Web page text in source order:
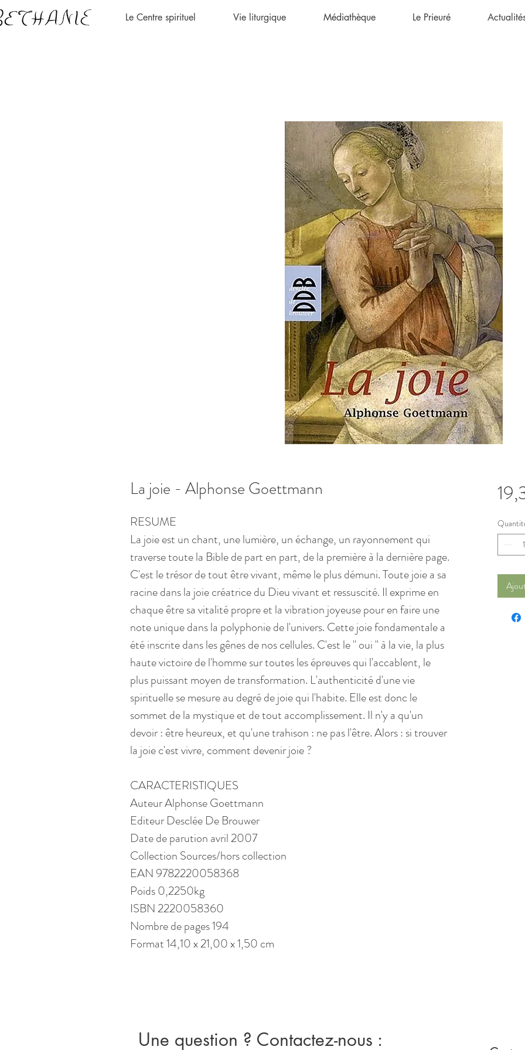
Le Centre spirituel Vie liturgique Médiathèque Le Prieuré
La joie - Alphonse Goettmann
RESUME
La joie est un chant, une lumière, un échange, un rayonnement qui
traverse toute la Bible de part en part, de la première à la dernière page.
C'est le trésor de tout être vivant, même le plus démuni. Toute joie a sa
racine dans la joie créatrice du Dieu vivant et ressuscité. Il exprime en
chaque être sa vitalité propre et la vibration joyeuse pour en faire une
note unique dans la polyphonie de l'univers. Cette joie fondamentale a
été inscrite dans les gênes de nos cellules. C'est le " oui " à la vie, la plus
haute victoire de l'homme sur toutes les épreuves qui l'accablent, le
plus puissant moyen de transformation. L'authenticité d'une vie
spirituelle se mesure au degré de joie qui l'habite. Elle est donc le
sommet de la mystique et de tout accomplissement. Il n'y a qu'un
devoir : être heureux, et qu'une trahison : ne pas l'être. Alors : si trouver
la joie c'est vivre, comment devenir joie ?
CARACTERISTIQUES
Auteur Alphonse Goettmann
Editeur Desclée De Brouwer
Date de parution avril 2007
Collection Sources/hors collection
EAN 9782220058368
Poids 0,2250kg
ISBN 2220058360
Nombre de pages 194
Format 14,10 x 21,00 x 1,50 cm
Une question ? Contactez-nous :